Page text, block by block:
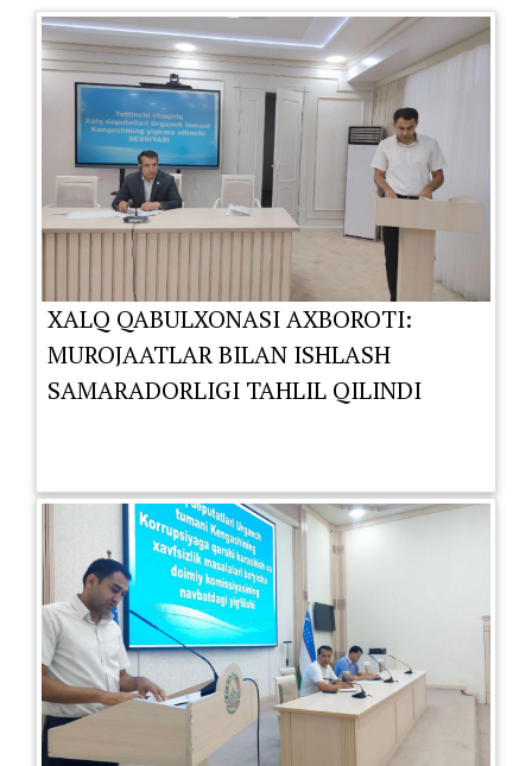
XALQ QABULXONASI AXBOROTI:
MUROJAATLAR BILAN ISHLASH
SAMARADORLIGI TAHLIL QILINDI